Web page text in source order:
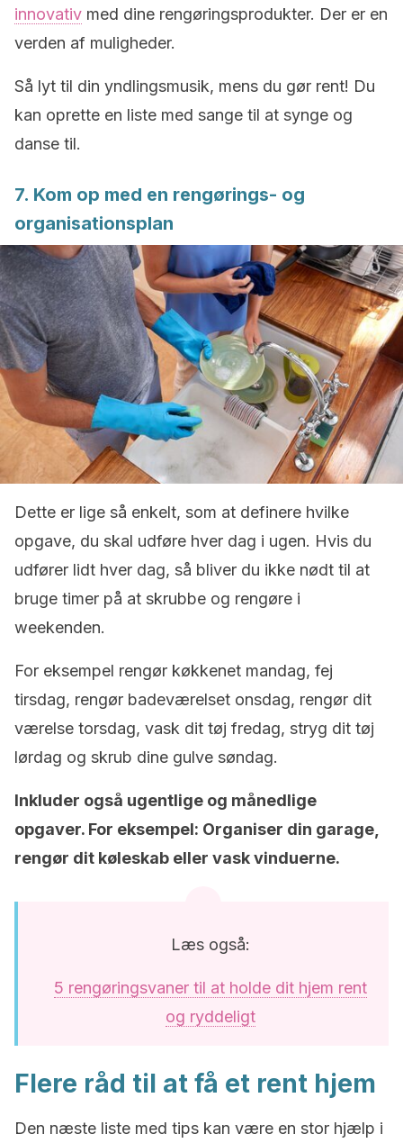
innovativ med dine rengøringsprodukter. Der er en
verden af muligheder.
Så lyt til din yndlingsmusik, mens du gør rent! Du
kan oprette en liste med sange til at synge og
danse til.
7. Kom op med en rengørings- og
organisationsplan
Dette er lige så enkelt, som at definere hvilke
opgave, du skal udføre hver dag i ugen. Hvis du
udfører lidt hver dag, så bliver du ikke nødt til at
bruge timer på at skrubbe og rengøre i
weekenden.
For eksempel rengør køkkenet mandag, fej
tirsdag, rengør badeværelset onsdag, rengør dit
værelse torsdag, vask dit tøj fredag, stryg dit tøj
lørdag og skrub dine gulve søndag.
Inkluder også ugentlige og månedlige
opgaver. For eksempel: Organiser din garage,
rengør dit køleskab eller vask vinduerne.
Læs også:
5 rengøringsvaner til at holde dit hjem rent
og ryddeligt
Flere råd til at få et rent hjem
Den næste liste med tips kan være en stor hjælp i